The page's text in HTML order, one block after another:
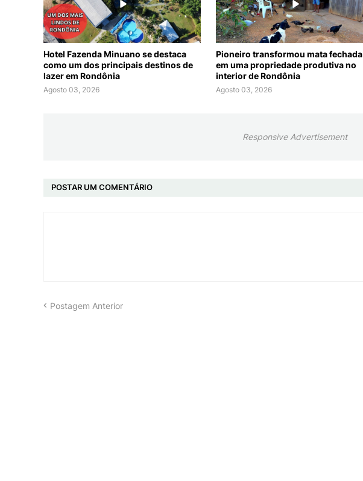
Hotel Fazenda Minuano se destaca
como um dos principais destinos de
lazer em Rondônia
Agosto 03, 2026
Pioneiro transformou mata fechada
em uma propriedade produtiva no
interior de Rondônia
Agosto 03, 2026
Responsive Advertisement
POSTAR UM COMENTÁRIO
Postagem Anterior